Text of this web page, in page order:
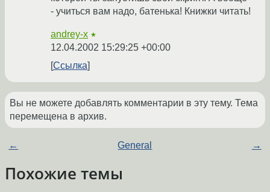
- учиться вам надо, батенька! Книжки читать!
andrey-x ★
12.04.2002 15:29:25 +00:00
Ссылка
Вы не можете добавлять комментарии в эту тему. Тема
перемещена в архив.
← General →
Похожие темы